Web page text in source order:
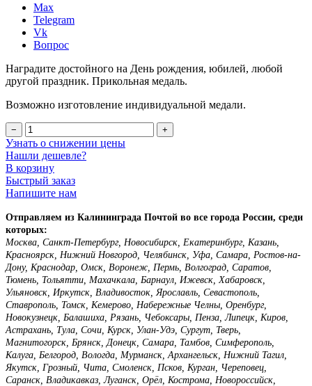
Max
Telegram
Vk
Вопрос
Наградите достойного на День рождения, юбилей, любой
другой праздник. Прикольная медаль.
Возможно изготовление индивидуальной медали.
− +
Узнать о снижении цены
Нашли дешевле?
В корзину
Быстрый заказ
Напишите нам
Отправляем из Калининграда Почтой во все города России, среди
которых:
Москва, Санкт-Петербург, Новосибирск, Екатеринбург, Казань,
Красноярск, Нижний Новгород, Челябинск, Уфа, Самара, Ростов-на-
Дону, Краснодар, Омск, Воронеж, Пермь, Волгоград, Саратов,
Тюмень, Тольятти, Махачкала, Барнаул, Ижевск, Хабаровск,
Ульяновск, Иркутск, Владивосток, Ярославль, Севастополь,
Ставрополь, Томск, Кемерово, Набережные Челны, Оренбург,
Новокузнецк, Балашиха, Рязань, Чебоксары, Пенза, Липецк, Киров,
Астрахань, Тула, Сочи, Курск, Улан-Удэ, Сургут, Тверь,
Магнитогорск, Брянск, Донецк, Самара, Тамбов, Симферополь,
Калуга, Белгород, Вологда, Мурманск, Архангельск, Нижний Тагил,
Якутск, Грозный, Чита, Смоленск, Псков, Курган, Череповец,
Саранск, Владикавказ, Луганск, Орёл, Кострома, Новороссийск,